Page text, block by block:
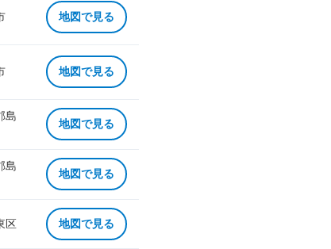
地図で見る
地図で見る
島
地図で見る
島
地図で見る
区 地図で見る